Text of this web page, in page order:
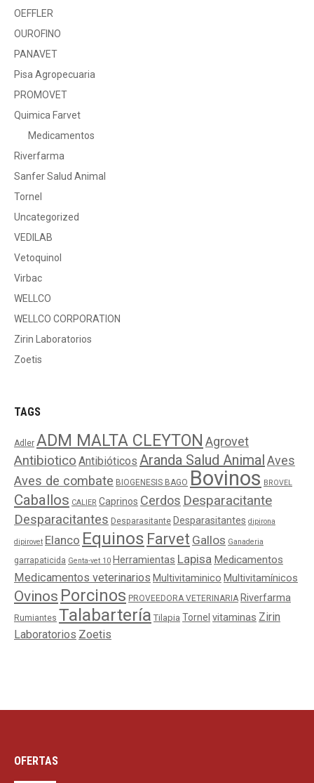
OEFFLER
OUROFINO
PANAVET
Pisa Agropecuaria
PROMOVET
Quimica Farvet
Medicamentos
Riverfarma
Sanfer Salud Animal
Tornel
Uncategorized
VEDILAB
Vetoquinol
Virbac
WELLCO
WELLCO CORPORATION
Zirin Laboratorios
Zoetis
TAGS
Adler ADM MALTA CLEYTON Agrovet
Antibiotico Antibióticos Aranda Salud Animal Aves
Aves de combate BIOGENESIS BAGO Bovinos BROVEL
Caballos CALIER Caprinos Cerdos Desparacitante
Desparacitantes Desparasitante Desparasitantes dipirona
dipirovet Elanco Equinos Farvet Gallos Ganaderia
garrapaticida Genta-vet 10 Herramientas Lapisa Medicamentos
Medicamentos veterinarios Multivitaminico Multivitamínicos
Ovinos Porcinos PROVEEDORA VETERINARIA Riverfarma
Rumiantes Talabartería Tilapia Tornel vitaminas Zirin
Laboratorios Zoetis
OFERTAS